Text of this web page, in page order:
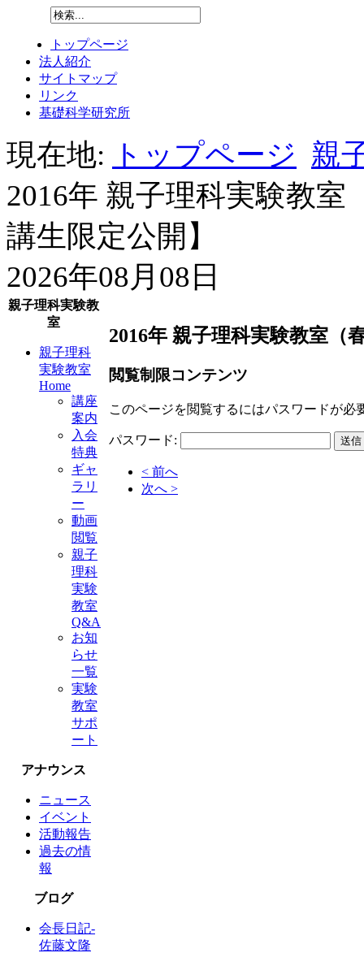
トップページ
法人紹介
サイトマップ
リンク
基礎科学研究所
現在地: トップページ 親
2016年 親子理科実験教
講生限定公開】
2026年08月08日
親子理科実験教
室
親子理科
実験教室
Home
講座
案内
入会
特典
ギャ
ラリ
ー
動画
閲覧
親子
理科
実験
教室
Q&A
お知
らせ
一覧
実験
教室
サポ
ート
アナウンス
ニュース
イベント
活動報告
過去の情
報
ブログ
会長日記-
佐藤文隆
2016年 親子理科実験教室（
閲覧制限コンテンツ
このページを閲覧するにはパスワードが必
パスワード:
< 前へ
次へ >